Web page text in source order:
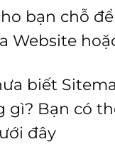
bạn chỗ
Website
biết
gì? Bạn có
đây